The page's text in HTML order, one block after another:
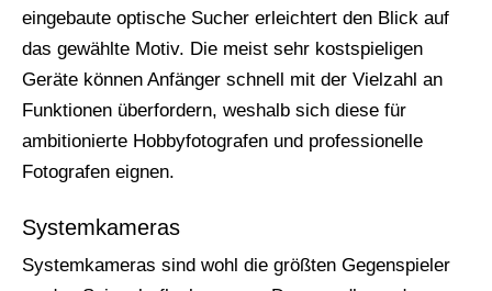
eingebaute optische Sucher erleichtert den Blick auf
das gewählte Motiv. Die meist sehr kostspieligen
Geräte können Anfänger schnell mit der Vielzahl an
Funktionen überfordern, weshalb sich diese für
ambitionierte Hobbyfotografen und professionelle
Fotografen eignen.
Systemkameras
Systemkameras sind wohl die größten Gegenspieler